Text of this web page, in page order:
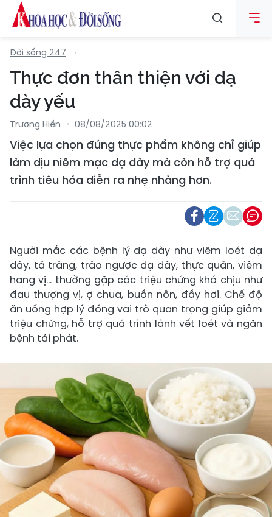
Đời sống 247
Thực đơn thân thiện với dạ
dày yếu
Trương Hiền 08/08/2025 00:02
Việc lựa chọn đúng thực phẩm không chỉ giúp
làm dịu niêm mạc dạ dày mà còn hỗ trợ quá
trình tiêu hóa diễn ra nhẹ nhàng hơn.
Người mắc các bệnh lý dạ dày như viêm loét dạ
dày, tá tràng, trào ngược dạ dày, thực quản, viêm
hang vị… thường gặp các triệu chứng khó chịu như
đau thượng vị, ợ chua, buồn nôn, đầy hơi. Chế độ
ăn uống hợp lý đóng vai trò quan trọng giúp giảm
triệu chứng, hỗ trợ quá trình lành vết loét và ngăn
bệnh tái phát.